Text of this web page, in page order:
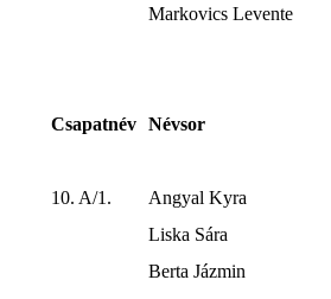
Markovics Levente
Csapatnév Névsor
10. A/1.
Angyal Kyra
Liska Sára
Berta Jázmin